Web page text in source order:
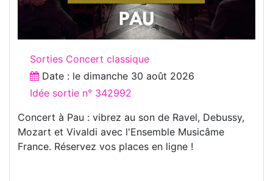
Sorties Concert classique
Date : le dimanche 30 août 2026
Idée sortie n° 342992
Concert à Pau : vibrez au son de Ravel, Debussy,
Mozart et Vivaldi avec l'Ensemble Musicâme
France. Réservez vos places en ligne !